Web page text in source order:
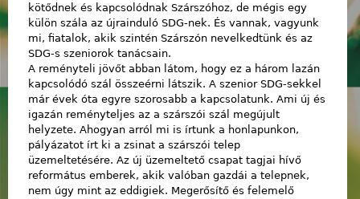
kötődnek és kapcsolódnak Szárszóhoz, de mégis egy
külön szála az újrainduló SDG-nek. És vannak, vagyunk
mi, fiatalok, akik szintén Szárszón nevelkedtünk és az
SDG-s szeniorok tanácsain.
A reményteli jövőt abban látom, hogy ez a három lazán
kapcsolódó szál összeérni látszik. A szenior SDG-sekkel
már évek óta egyre szorosabb a kapcsolatunk. Ami új és
igazán reményteljes az a szárszói szál megújult
helyzete. Ahogyan arról mi is írtunk a honlapunkon,
pályázatot írt ki a zsinat a szárszói telep
üzemeltetésére. Az új üzemeltető csapat tagjai hívő
református emberek, akik valóban gazdái a telepnek,
nem úgy mint az eddigiek. Megerősítő és felemelő